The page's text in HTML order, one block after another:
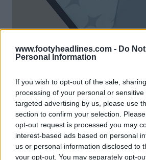
www.footyheadlines.com - Do
Personal Information
If you wish to opt-out of the sale,
processing of your personal or
targeted advertising by us, please use
section to confirm your selection.
opt-out request is processed you may
interest-based ads based on personal
us or personal information disclosed to
your opt-out. You may separately opt-